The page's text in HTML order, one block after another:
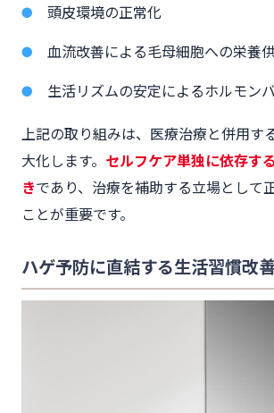
頭皮環境の正常化
血流改善による毛母細胞への栄養
生活リズムの安定によるホルモン
上記の取り組みは、医療治療と併用す
大化します。 セルフケア単独に依存す
きであり、治療を補助する立場として
ことが重要です。
ハゲ予防に直結する生活習慣改